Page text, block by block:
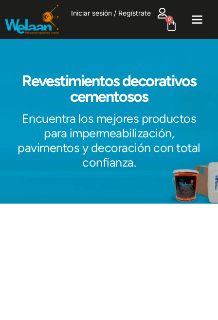
Iniciar sesión / Regístrate
0
Revestimientos decorativos
cementosos
Encuentra los mejores productos
para impermeabilización,
pavimentos y decoración con total
confianza.